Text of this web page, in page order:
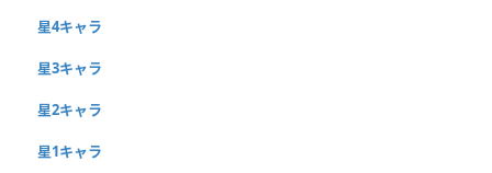
星4キャラ
星3キャラ
星2キャラ
星1キャラ